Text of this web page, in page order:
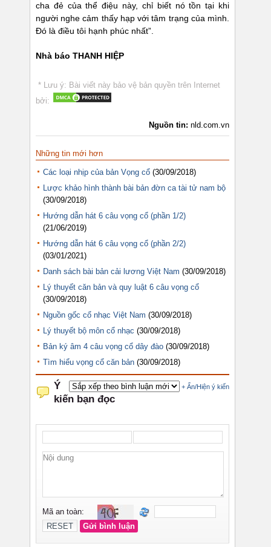
cha đẻ của thể điệu này, chỉ biết nó tồn tại khi
người nghe cảm thấy hạp với tâm trạng của mình.
Đó là điều tôi hạnh phúc nhất”.
Nhà báo THANH HIỆP
* Lưu ý: Bài viết này bảo vệ bản quyền trên Internet
bởi:
Nguồn tin: nld.com.vn
Những tin mới hơn
Các loại nhịp của bản Vọng cổ (30/09/2018)
Lược khảo hình thành bài bản đờn ca tài tử nam bộ
(30/09/2018)
Hướng dẫn hát 6 câu vọng cổ (phần 1/2)
(21/06/2019)
Hướng dẫn hát 6 câu vọng cổ (phần 2/2)
(03/01/2021)
Danh sách bài bản cải lương Việt Nam (30/09/2018)
Lý thuyết căn bản và quy luật 6 câu vọng cổ
(30/09/2018)
Nguồn gốc cổ nhạc Việt Nam (30/09/2018)
Lý thuyết bộ môn cổ nhạc (30/09/2018)
Bản ký âm 4 câu vọng cổ dây đào (30/09/2018)
Tìm hiểu vọng cổ căn bản (30/09/2018)